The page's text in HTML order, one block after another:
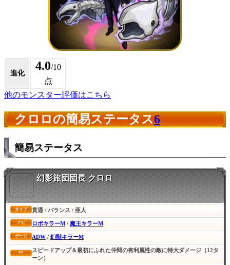
進化
4.0/10
点
他のモンスター評価はこちら
クロロの簡易ステータス6
簡易ステータス
幻影旅団団長 クロロ
タイプ 貫通 / バランス / 亜人
アビ ロボキラーM / 魔王キラーM
ゲージ ADW / 幻獣キラーM
SS
スピードアップ＆最初にふれた仲間の有利属性の敵に特大ダメージ（12タ
ーン）